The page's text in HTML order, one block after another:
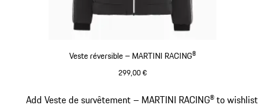
Veste réversible – MARTINI RACING®
299,00 €
Add Veste de survêtement – MARTINI RACING® to wishlist
Diapositive 11 sur 20